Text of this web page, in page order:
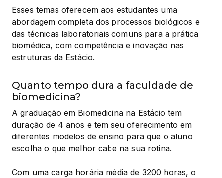
Esses temas oferecem aos estudantes uma
abordagem completa dos processos biológicos e
das técnicas laboratoriais comuns para a prática
biomédica, com competência e inovação nas
estruturas da Estácio.
Quanto tempo dura a faculdade de
biomedicina?
A graduação em Biomedicina na Estácio tem
duração de 4 anos e tem seu oferecimento em
diferentes modelos de ensino para que o aluno
escolha o que melhor cabe na sua rotina.
Com uma carga horária média de 3200 horas, o